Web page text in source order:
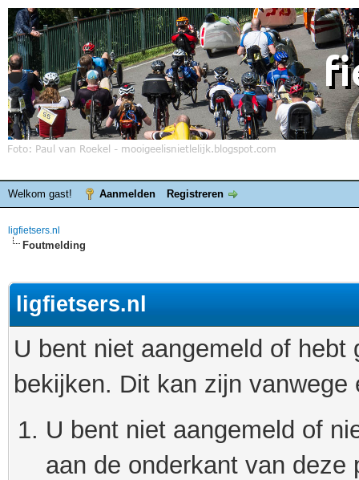
Welkom gast! Aanmelden Registreren
ligfietsers.nl
Foutmelding
ligfietsers.nl
U bent niet aangemeld of
bekijken. Dit kan zijn
U bent niet aangemeld of
aan de onderkant van